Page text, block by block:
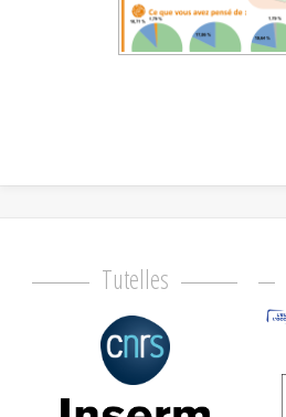
Tutelles